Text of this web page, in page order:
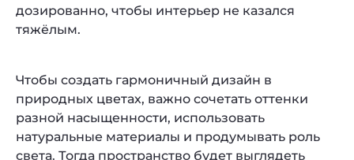
дозированно, чтобы интерьер не казался
тяжёлым.
Чтобы создать гармоничный дизайн в
природных цветах, важно сочетать оттенки
разной насыщенности, использовать
натуральные материалы и продумывать роль
света. Тогда пространство будет выглядеть